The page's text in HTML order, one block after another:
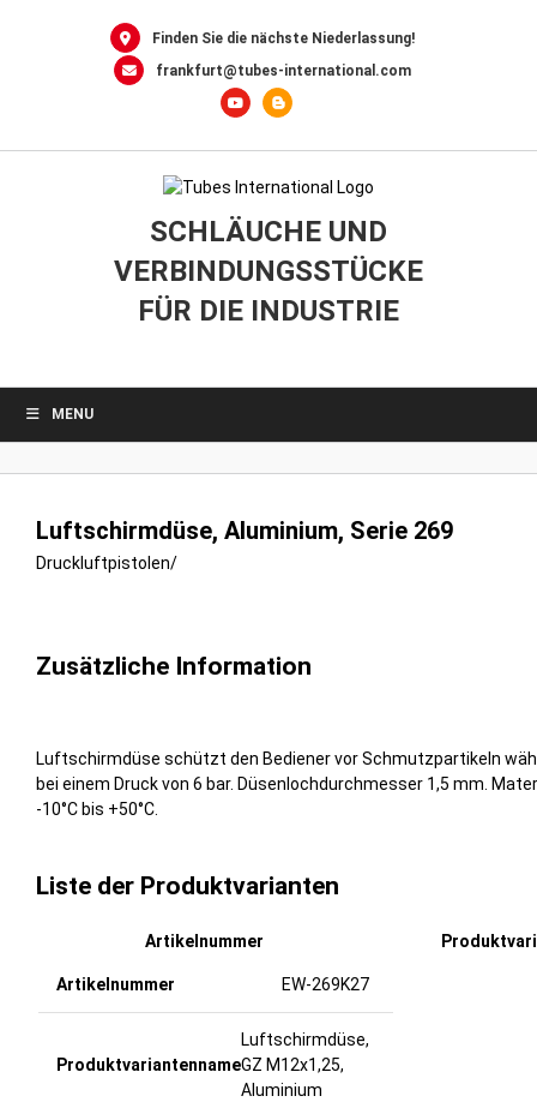
Finden Sie die nächste Niederlassung!
frankfurt@tubes-international.com
SCHLÄUCHE UND
VERBINDUNGSSTÜCKE
FÜR DIE INDUSTRIE
MENU
Luftschirmdüse, Aluminium, Serie 269
Druckluftpistolen/
Zusätzliche Information
Luftschirmdüse schützt den Bediener vor Schmutzpartikeln
bei einem Druck von 6 bar. Düsenlochdurchmesser 1,5 mm.
-10°C bis +50°C.
Liste der Produktvarianten
Artikelnummer
EW-269K27
Luftschirmdüse,
GZ M12x1,25,
Aluminium